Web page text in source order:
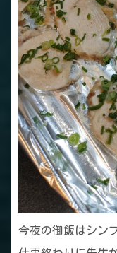
今夜の御飯はシン